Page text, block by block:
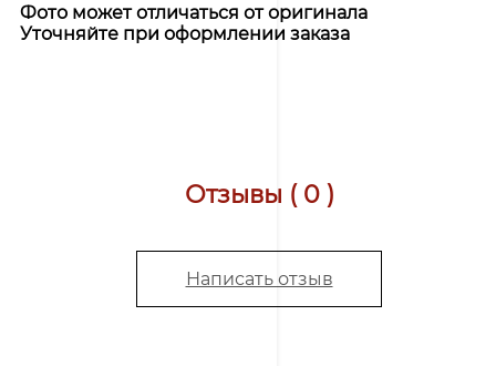
Фото может отличаться от оригинала
Уточняйте при оформлении заказа
Отзывы ( 0 )
Написать отзыв